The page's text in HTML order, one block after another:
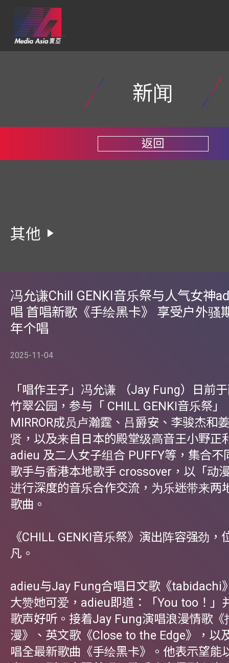
新闻
返回
其他
冯允谦Chill GENKI音乐祭与人气女神
唱 首唱新歌《手绘黑卡》 享受户外骚
年个唱
2025-11-04
「唱作王子」冯允谦 （Jay Fung）日前
竹翠公园，参与「 CHILL GENKI音乐祭
MIRROR成员卢瀚霆、吕爵安、李骏杰和
贤，以及来自日本的殿堂级高音王小野正
adieu 及二人女子组合 PUFFY等，集合不
歌手与香港本地歌手 crossover，以「动
进行深度的音乐合作交流，为乐迷带来两
歌曲。
《CHILL GENKI音乐祭》演出阵容强劲，
凡。
adieu与Jay Fung合唱日文歌《tabidachi
大赞她可爱，adieu即道：「You too！」
歌声好听。接着Jay Fung演唱浪漫情歌《
漫》、英文歌《Close to the Edge》，以
唱全最新歌曲《手绘黑卡》。他表示望能